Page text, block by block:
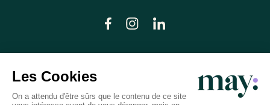
© LN CARE 2026